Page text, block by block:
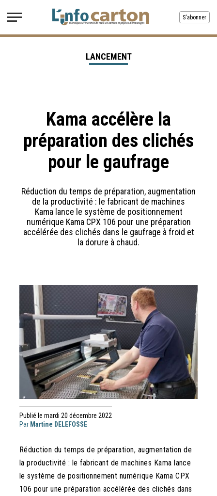
S'abonner
Kama accélère la
préparation des clichés
pour le gaufrage
Réduction du temps de préparation, augmentation
de la productivité : le fabricant de machines
Kama lance le système de positionnement
numérique Kama CPX 106 pour une préparation
accélérée des clichés dans le gaufrage à froid et
la dorure à chaud.
LANCEMENT
Publié le mardi 20 décembre 2022
Par Martine DELEFOSSE
Réduction du temps de préparation, augmentation de
la productivité : le fabricant de machines Kama lance
le système de positionnement numérique Kama CPX
106 pour une préparation accélérée des clichés dans